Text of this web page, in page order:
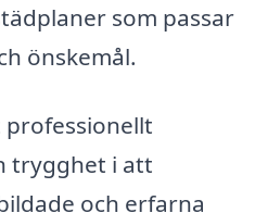
som passar
önskemål.
trygghet i att
och erfarna